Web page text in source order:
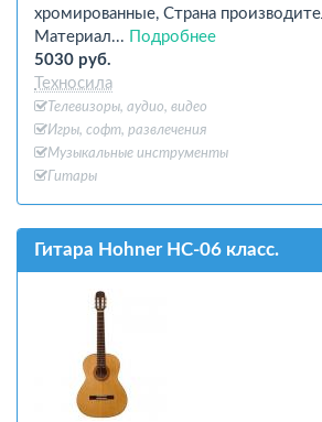
хромированные, Страна
Материал...
Подробнее
5030 руб.
Техносила
Телевизоры, аудио, видео
Игры, софт, развлечения
Музыкальные инструменты
Гитары
Гитара Hohner HC-06 класс.